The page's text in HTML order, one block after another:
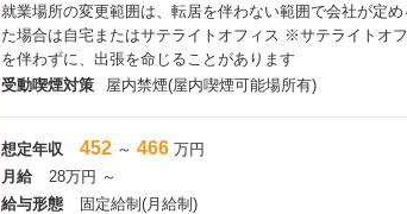
様々な福利厚生を利用することで長期的に就業すること
②女性としてのキャリア形成
→本ポジションでは女性従業員の4割がママさんSVです。
https://www.r-staffing.co.jp/cl/os/
就業場所の変更範囲は、転居を伴わない範囲で会社が定
た場合は自宅またはサテライトオフィス ※サテライト
を伴わずに、出張を命じることがあります
受動喫煙対策
屋内禁煙(屋内喫煙可能場所有)
想定年収 452 ～ 466 万円
月給
28万円 ～
給与形態
固定給制(月給制)